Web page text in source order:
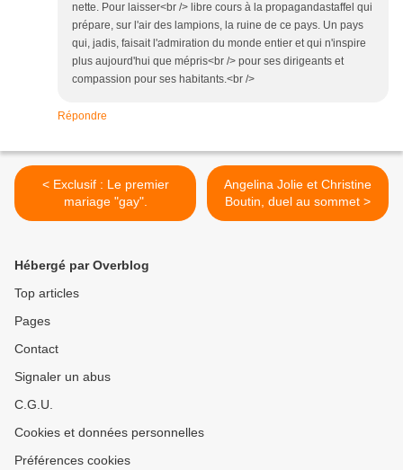
nette. Pour laisser<br /> libre cours à la propagandastaffel qui
prépare, sur l'air des lampions, la ruine de ce pays. Un pays
qui, jadis, faisait l'admiration du monde entier et qui n'inspire
plus aujourd'hui que mépris<br /> pour ses dirigeants et
compassion pour ses habitants.<br />
Répondre
< Exclusif : Le premier
mariage "gay".
Angelina Jolie et Christine
Boutin, duel au sommet >
Hébergé par Overblog
Top articles
Pages
Contact
Signaler un abus
C.G.U.
Cookies et données personnelles
Préférences cookies